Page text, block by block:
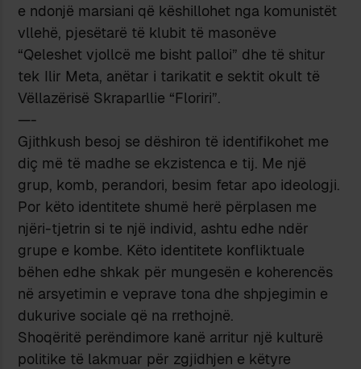
e ndonjë marsiani që këshillohet nga komunistët
vllehë, pjesëtarë të klubit të masonëve
“Qeleshet vjollcë me bisht palloi” dhe të shitur
tek Ilir Meta, anëtar i tarikatit e sektit okult të
Vëllazërisë Skraparllie “Floriri”.
—-
Gjithkush besoj se dëshiron të identifikohet me
diç më të madhe se ekzistenca e tij. Me një
grup, komb, perandori, besim fetar apo ideologji.
Por këto identitete shumë herë përplasen me
njëri-tjetrin si te një individ, ashtu edhe ndër
grupe e kombe. Këto identitete konfliktuale
bëhen edhe shkak për mungesën e koherencës
në arsyetimin e veprave tona dhe shpjegimin e
dukurive sociale që na rrethojnë.
Shoqëritë perëndimore kanë arritur një kulturë
politike të lakmuar për zgjidhjen e këtyre